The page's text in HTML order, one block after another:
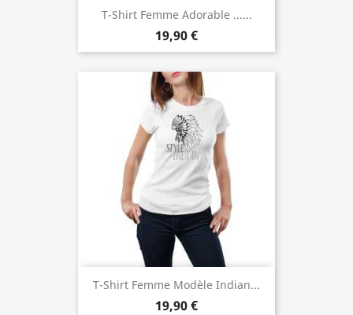
T-Shirt Femme Adorable ......
19,90 €
T-Shirt Femme Modèle Indian...
19,90 €